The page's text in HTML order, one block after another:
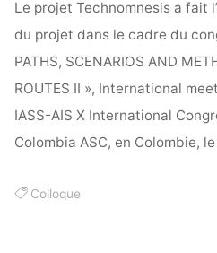
Le projet Technomnesis a fait
du projet dans le cadre du
PATHS, SCENARIOS AND
ROUTES II », International
IASS-AIS X International
Colombia ASC, en Colombie,
Colloque